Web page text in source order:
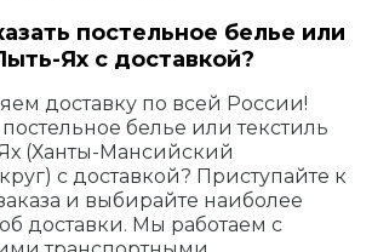
постельное белье или
Ях с доставкой?
доставку по всей России!
белье или текстиль
(Ханты-Мансийский
с доставкой? Приступайте к
и выбирайте наиболее
доставки. Мы работаем с